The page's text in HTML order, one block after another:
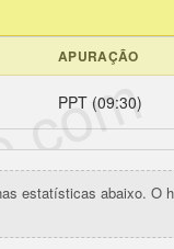
APURAÇÃO
PPT (09:30)
estatísticas abaixo. O